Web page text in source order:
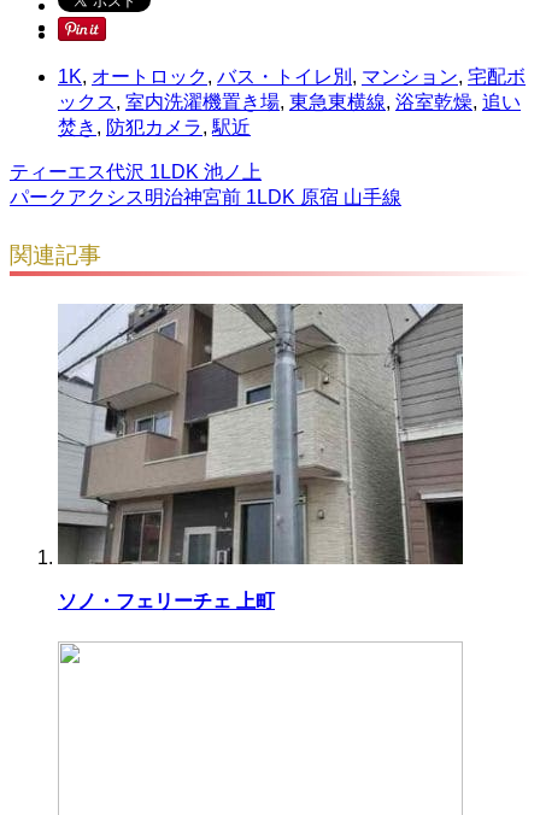
1K, オートロック, バス・トイレ別 , マンション, 宅配ボ
ックス, 室内洗濯機置き場, 東急東横線, 浴室乾燥, 追い
焚き , 防犯カメラ, 駅近
ティーエス代沢 1LDK 池ノ上
パークアクシス明治神宮前 1LDK 原宿 山手線
関連記事
ソノ・フェリーチェ 上町